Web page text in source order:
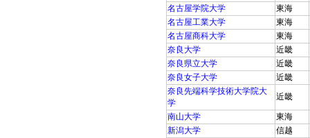
名古屋学院大学
東海
名古屋工業大学
東海
名古屋商科大学
東海
奈良大学
近畿
奈良県立大学
近畿
奈良女子大学
近畿
奈良先端科学技術大学院大
学
近畿
南山大学
東海
新潟大学
信越